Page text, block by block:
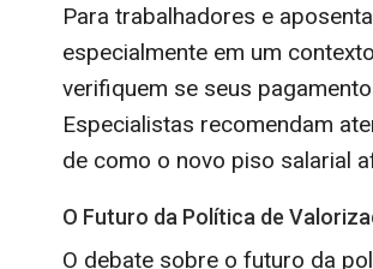
Para trabalhadores e
especialmente em um
verifiquem se seus
Especialistas recomendam
de como o novo piso salarial
O Futuro da Política de
O debate sobre o futuro da